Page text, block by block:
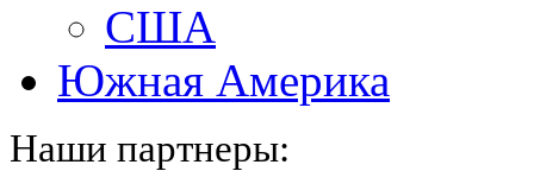
США
Южная Америка
Наши партнеры: